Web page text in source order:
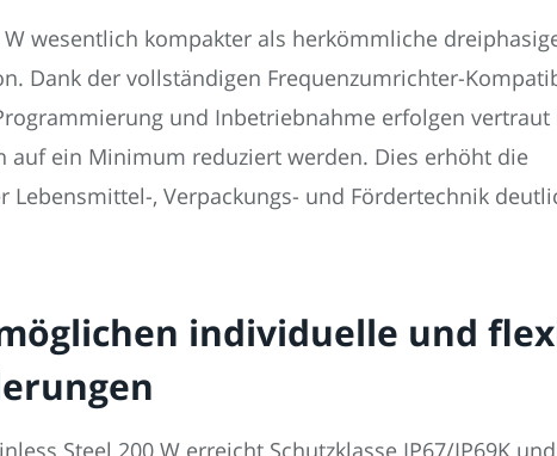
wesentlich kompakter als herkömmliche
Dank der vollständigen Frequenzumrichter-
und Inbetriebnahme erfolgen vertraut
auf ein Minimum reduziert werden. Dies erhöht die
, Verpackungs- und Fördertechnik
individuelle und
Steel 200 W erreicht Schutzklasse IP67/IP69K